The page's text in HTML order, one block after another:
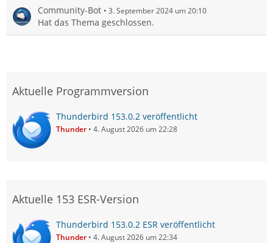
Community-Bot 3. September 2024 um 20:10
Hat das Thema geschlossen.
Aktuelle Programmversion
Thunderbird 153.0.2 veröffentlicht
Thunder 4. August 2026 um 22:28
Aktuelle 153 ESR-Version
Thunderbird 153.0.2 ESR veröffentlicht
Thunder 4. August 2026 um 22:34